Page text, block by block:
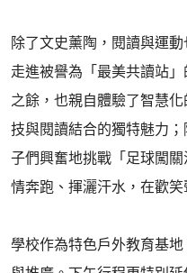
除了文史薰陶，閱讀與運
走進被譽為「最美共讀站
之餘，也親自體驗了智慧
技與閱讀結合的獨特魅力
子們興奮地挑戰「足球闖
情奔跑、揮灑汗水，在歡
學校作為特色戶外教育基